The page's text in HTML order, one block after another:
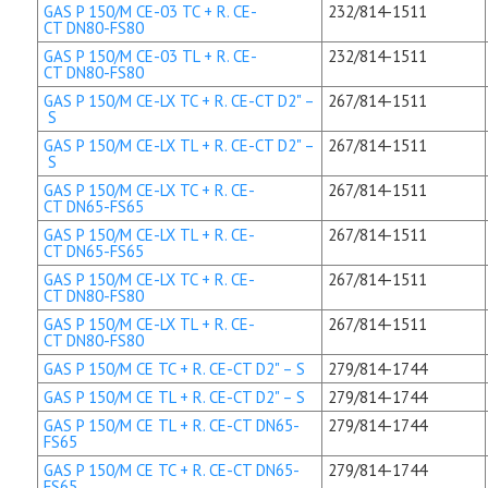
GAS P 150/M CE-03 TC + R. CE-
CT DN80-FS80
232/814-1511
GAS P 150/M CE-03 TL + R. CE-
CT DN80-FS80
232/814-1511
GAS P 150/M CE-LX TC + R. CE-CT D2" –
S
267/814-1511
GAS P 150/M CE-LX TL + R. CE-CT D2" –
S
267/814-1511
GAS P 150/M CE-LX TC + R. CE-
CT DN65-FS65
267/814-1511
GAS P 150/M CE-LX TL + R. CE-
CT DN65-FS65
267/814-1511
GAS P 150/M CE-LX TC + R. CE-
CT DN80-FS80
267/814-1511
GAS P 150/M CE-LX TL + R. CE-
CT DN80-FS80
267/814-1511
GAS P 150/M CE TC + R. CE-CT D2" – S
279/814-1744
GAS P 150/M CE TL + R. CE-CT D2" – S
279/814-1744
GAS P 150/M CE TL + R. CE-CT DN65-
FS65
279/814-1744
GAS P 150/M CE TC + R. CE-CT DN65- 279/814-1744